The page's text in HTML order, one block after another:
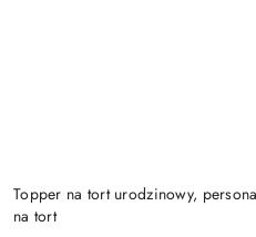
Topper na tort urodzinowy,
na tort